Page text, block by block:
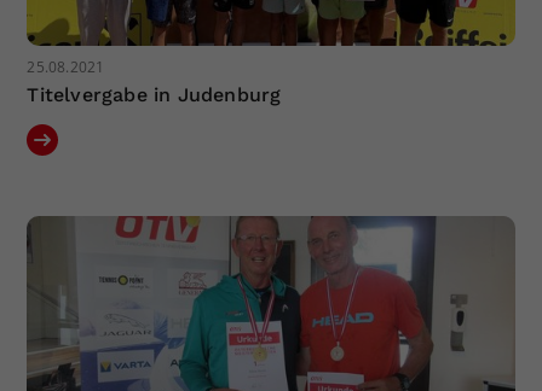
25.08.2021
Titelvergabe in Judenburg